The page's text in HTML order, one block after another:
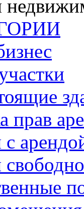
прав